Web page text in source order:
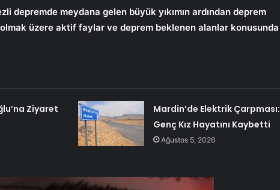
depremde meydana gelen büyük yıkımın ardından deprem
üzere aktif faylar ve deprem beklenen alanlar konusunda
Ziyaret
Mardin’de Elektrik Çarpması:
Genç Kız Hayatını Kaybetti
Ağustos 5, 2026